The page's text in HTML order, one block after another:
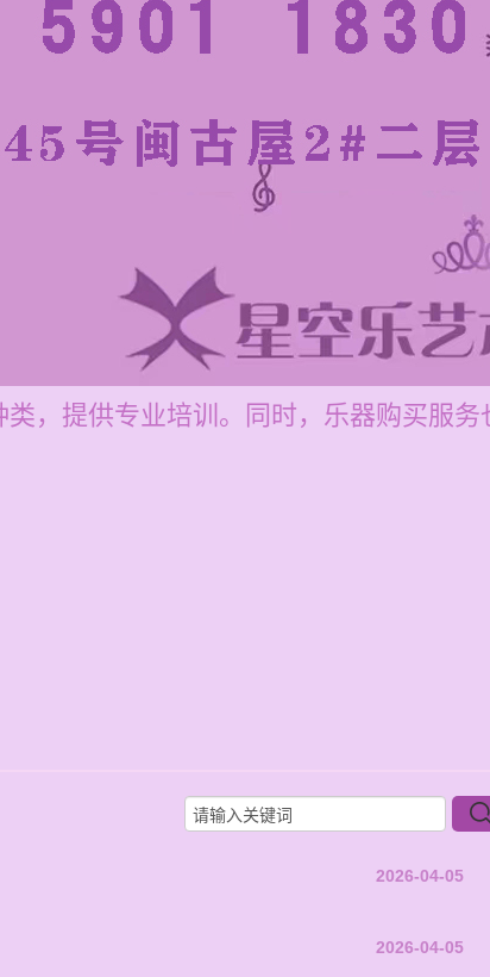
，提供专业培训。同时，乐器购买服务
2026-04-05
2026-04-05